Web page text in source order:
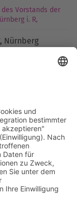
Vorstands der
i. R,
, Nürnberg
VR Bank